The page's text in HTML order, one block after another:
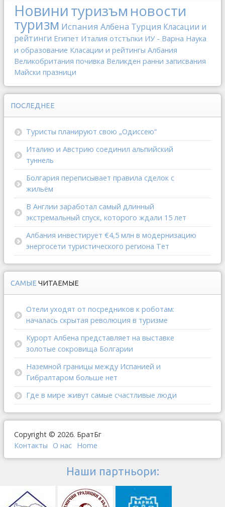
Новинитуризъм новости
туризм Испания Албена Турция Класации и
рейтинги Египет Италия отстъпки ИУ - Варна Наука
и образование Класации и рейтингы Албания
Великобритания почивка Великден ранни записвания
Майски празници
ПОСЛЕДНЕЕ
Туристы планируют свою „Одиссею“
Италию и Австрию соединил альпийский
туннель
Болгария переписывает правила сделок с
жильём
В Англии заработал самый длинный
экстремальный спуск, которого ждали 15 лет
Албания инвестирует €4,5 млн в модернизацию
энергосети туристического региона Тет
САМЫЕ ЧИТАЕМЫЕ
Отели уходят от посредников к роботам:
началась скрытая революция в туризме
Курорт Албена представляет на выставке
золотые сокровища Болгарии
Наземной границы между Испанией и
Гибралтаром больше нет
Где в мире живут самые счастливые люди
Copyright © 2026. БратБг
Контакты
О наc Home
Наши партньори: